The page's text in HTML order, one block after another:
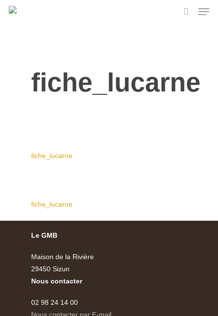
Skip
fiche_lucarne
fiche_lucarne
fiche_lucarne
Le GMB
Maison de la Rivière
29450 Sizun
Nous contacter
02 98 24 14 00